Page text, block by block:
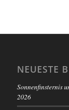
NEUESTE
Sonnenfinsternis
2026